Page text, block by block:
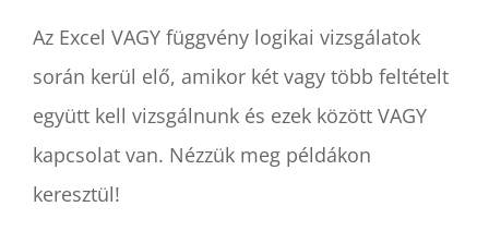
Az Excel VAGY függvény logikai vizsgálatok
során kerül elő, amikor két vagy több feltételt
együtt kell vizsgálnunk és ezek között VAGY
kapcsolat van. Nézzük meg példákon
keresztül!